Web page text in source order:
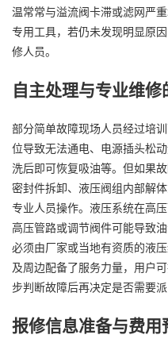
温常常与溢流阀卡滞或滤网严
专用工具，若仍未发现明显原
修人员。
自主处理与专业维修
部分简单故障现场人员经过培
位导致无法通电、电源插头松
洗后即可恢复吸油等。但如果
密封件拆卸、液压阀组内部解
专业人员操作。液压系统在高
高压管路或调节阀件可能导致
必须由厂家或当地有资质的液
及周边配备了服务力量，用户
步判断故障后再决定是否需要派
报修信息准备与费用